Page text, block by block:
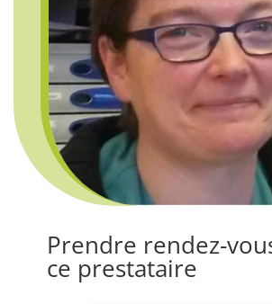
Prendre rendez-
ce prestataire